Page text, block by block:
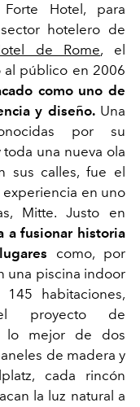
Hotel, para
hotelero de
de Rome, el
al público en 2006
como uno de
y diseño.Una
por su
una nueva ola
sus calles, fue el
en uno
Mitte. Justo en
a fusionar historia
como, por
una piscina indoor
habitaciones,
proyecto de
lo mejor de dos
de madera y
cada rincón
la luz natural a